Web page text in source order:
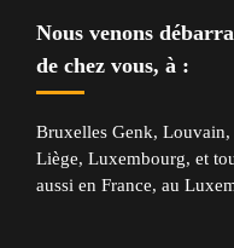
Nous venons
de chez vous, à :
Bruxelles Genk, Louvain,
Liège, Luxembourg, et
aussi en France, au